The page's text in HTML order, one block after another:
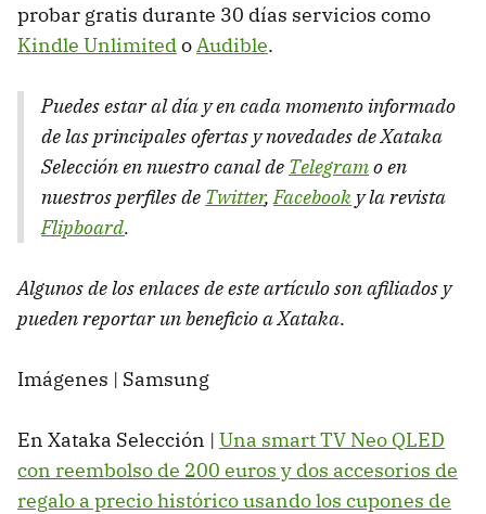
probar gratis durante 30 días servicios como
Kindle UnlimitedoAudible.
Puedes estar al día y en cada momento informado
de las principales ofertas y novedades de Xataka
Selección en nuestro canal de Telegramo en
nuestros perfiles de Twitter,Facebook y la revista
Flipboard.
Algunos de los enlaces de este artículo son afiliados y
pueden reportar un beneficio a Xataka.
Imágenes | Samsung
En Xataka Selección | Una smart TV Neo QLED
con reembolso de 200 euros y dos accesorios de
regalo a precio histórico usando los cupones de